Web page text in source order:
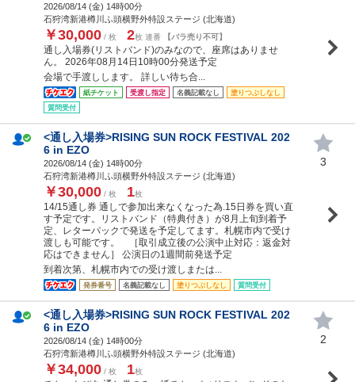
2026/08/14 (金) 14時00分
石狩湾新港樽川ふ頭横野外特設ステージ (北海道)
￥30,000 / 枚 2枚 連番 【バラ売り不可】
通し入場券(リストバンド)のみなので、座席はありませ
ん。 2026年08月14日10時00分発送予定
会場で手渡しします。 詳しい待ち合...
紙チケット 受渡し指定 名義記載なし
塗りつぶしなし
質問受付
<通し入場券>RISING SUN ROCK FESTIVAL 202
6 in EZO
2026/08/14 (金) 14時00分
石狩湾新港樽川ふ頭横野外特設ステージ (北海道)
￥30,000 / 枚 1枚
14/15通し券 通しで参加出来なくなった為.15日券を買い直
す予定です。リストバンド（特典付き）が8月上旬到着予
定、レターパックで発送を予定してます。札幌市内で受け
渡しも可能です。 ［取引成立後の公演中止対応：返金対
応はできません］ 公演日の1週間前発送予定
到着次第、札幌市内での受け渡しまたは...
発券番号 名義記載なし 塗りつぶしなし 質問受付
3
<通し入場券>RISING SUN ROCK FESTIVAL 202
6 in EZO
2026/08/14 (金) 14時00分
石狩湾新港樽川ふ頭横野外特設ステージ (北海道)
￥34,000 / 枚 1枚
2